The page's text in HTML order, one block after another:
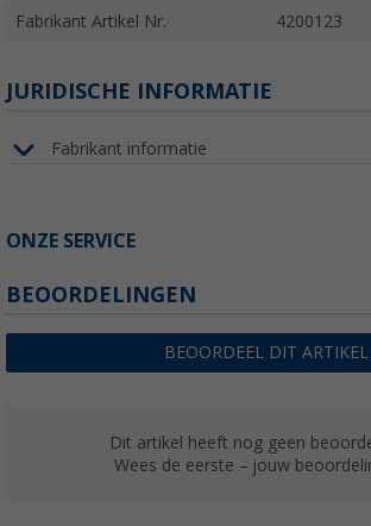
Fabrikant Artikel Nr. 4200123
JURIDISCHE INFORMATIE
Fabrikant informatie
ONZE SERVICE
BEOORDELINGEN
BEOORDEEL DIT ARTIKEL
Dit artikel heeft nog geen
Wees de eerste – jouw